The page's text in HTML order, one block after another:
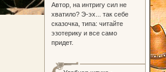
Автор, на интригу сил не
хватило? Э-эх... так себе
сказочка, типа: читайте
эзотерику и все само
придет.